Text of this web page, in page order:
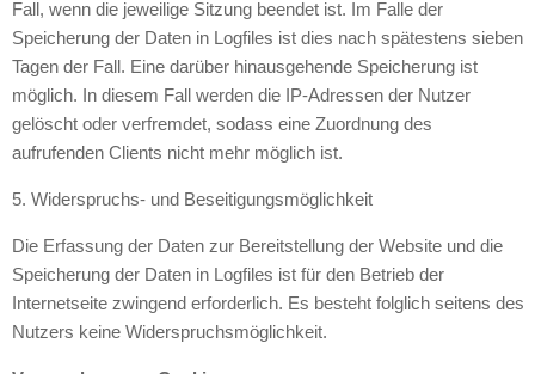
Fall, wenn die jeweilige Sitzung beendet ist. Im Falle der
Speicherung der Daten in Logfiles ist dies nach spätestens sieben
Tagen der Fall. Eine darüber hinausgehende Speicherung ist
möglich. In diesem Fall werden die IP-Adressen der Nutzer
gelöscht oder verfremdet, sodass eine Zuordnung des
aufrufenden Clients nicht mehr möglich ist.
5. Widerspruchs- und Beseitigungsmöglichkeit
Die Erfassung der Daten zur Bereitstellung der Website und die
Speicherung der Daten in Logfiles ist für den Betrieb der
Internetseite zwingend erforderlich. Es besteht folglich seitens des
Nutzers keine Widerspruchsmöglichkeit.